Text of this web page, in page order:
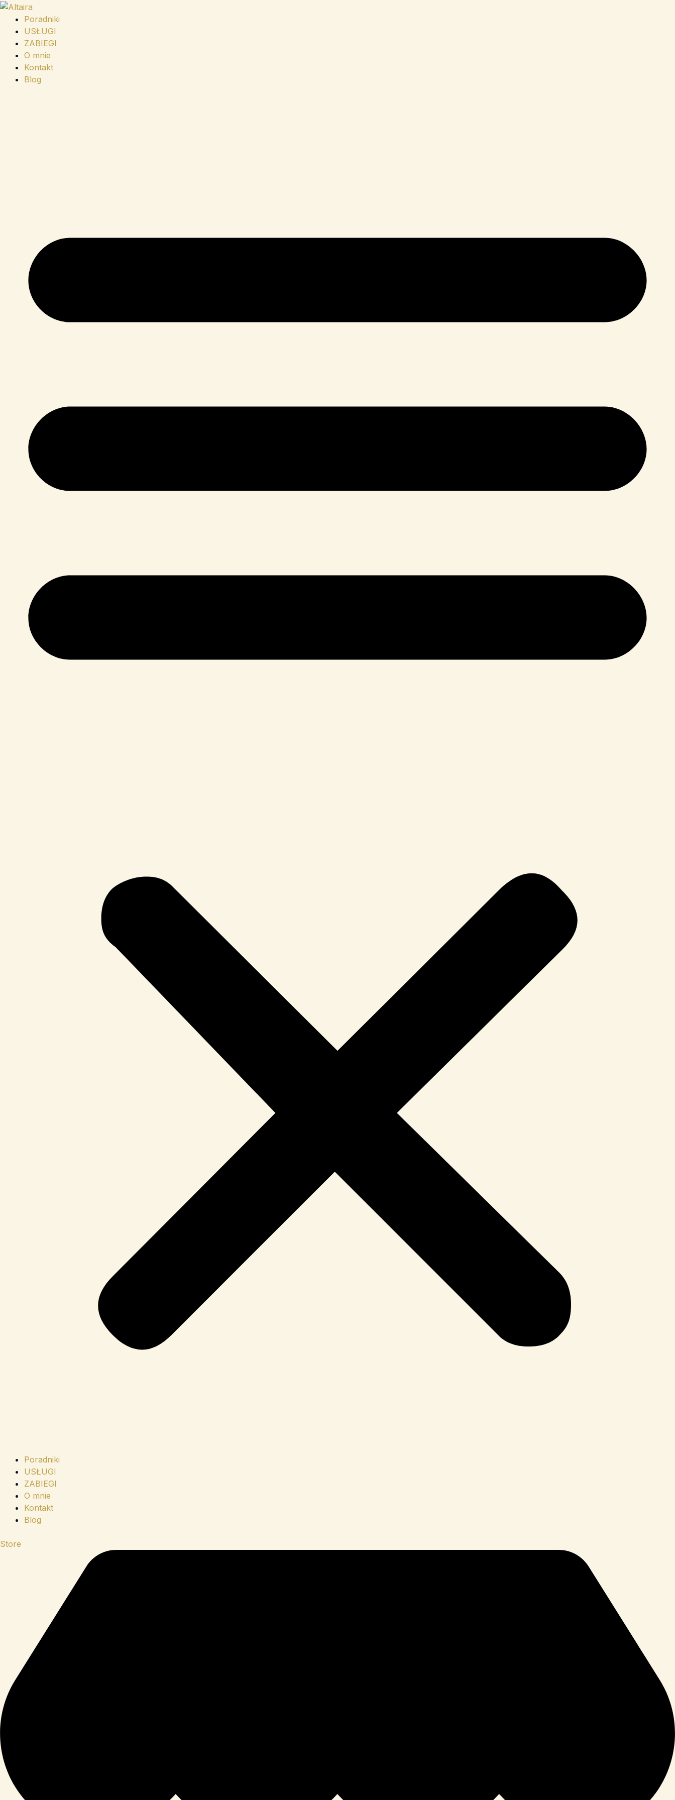
Przejdź
treści
Poradniki
USŁUGI
ZABIEGI
O mnie
Kontakt
Blog
Poradniki
USŁUGI
ZABIEGI
O mnie
Kontakt
Blog
Store